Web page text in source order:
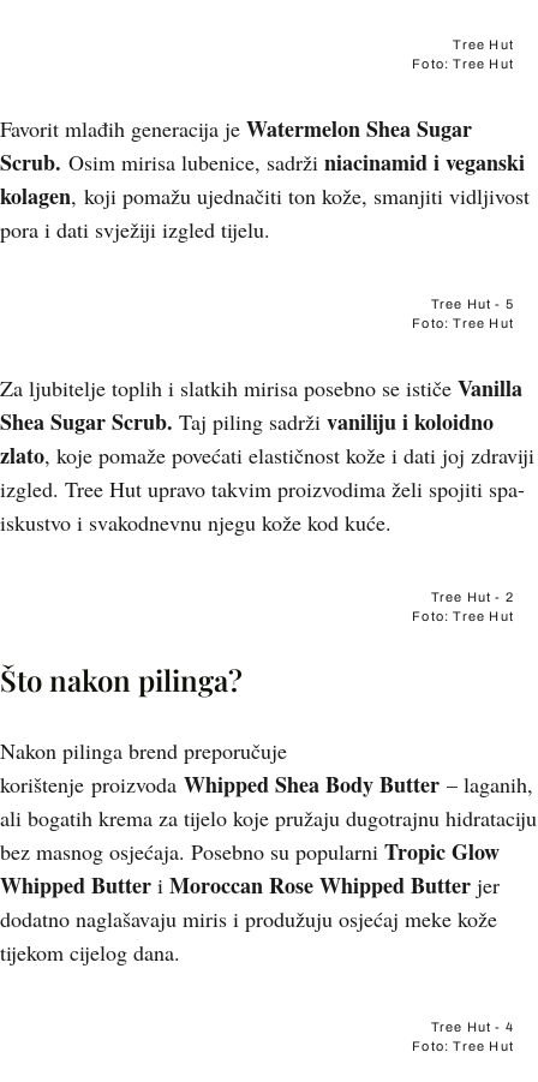
Tree Hut
Foto: Tree Hut
Favorit mlađih generacija je Watermelon Shea Sugar
Scrub. Osim mirisa lubenice, sadrži niacinamid i veganski
kolagen, koji pomažu ujednačiti ton kože, smanjiti vidljivost
pora i dati svježiji izgled tijelu.
Tree Hut - 5
Foto: Tree Hut
Za ljubitelje toplih i slatkih mirisa posebno se ističe Vanilla
Shea Sugar Scrub. Taj piling sadrži vaniliju i koloidno
zlato, koje pomaže povećati elastičnost kože i dati joj zdraviji
izgled. Tree Hut upravo takvim proizvodima želi spojiti spa-
iskustvo i svakodnevnu njegu kože kod kuće.
Tree Hut - 2
Foto: Tree Hut
Što nakon pilinga?
Nakon pilinga brend preporučuje
korištenje proizvoda Whipped Shea Body Butter – laganih,
ali bogatih krema za tijelo koje pružaju dugotrajnu hidrataciju
bez masnog osjećaja. Posebno su popularni Tropic Glow
Whipped Butter i Moroccan Rose Whipped Butter jer
dodatno naglašavaju miris i produžuju osjećaj meke kože
tijekom cijelog dana.
Tree Hut - 4
Foto: Tree Hut